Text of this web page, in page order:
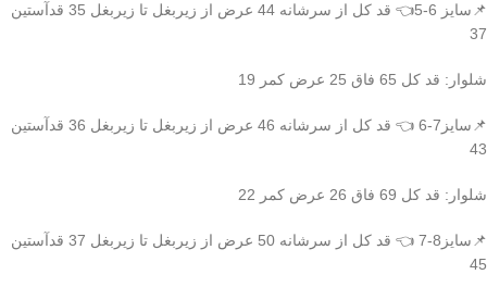
📌سایز 6-5👈 قد کل از سرشانه 44 عرض از زیربغل تا زیربغل 35 قدآستین
37
شلوار: قد کل 65 فاق 25 عرض کمر 19
📌سایز7-6 👈 قد کل از سرشانه 46 عرض از زیربغل تا زیربغل 36 قدآستین
43
شلوار: قد کل 69 فاق 26 عرض کمر 22
📌سایز8-7 👈 قد کل از سرشانه 50 عرض از زیربغل تا زیربغل 37 قدآستین
45